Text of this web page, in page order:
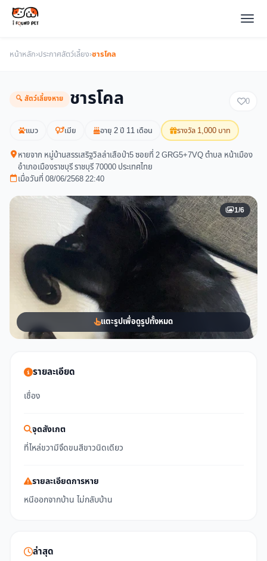
หน้าหลัก›ประกาศสัตว์เลี้ยง›ชารโคล
🔍 สัตว์เลี้ยงหาย ชารโคล 0
แมว เมีย อายุ 2 ปี 11 เดือน รางวัล 1,000 บาท
หายจาก หมู่บ้านสรรเสริฐวิลล่าเสือป่า5 ซอยที่ 2 GRG5+7VQ ตำบล หน้าเมือง
อำเภอเมืองราชบุรี ราชบุรี 70000 ประเทศไทย
เมื่อวันที่ 08/06/2568 22:40
1/6
แตะรูปเพื่อดูรูปทั้งหมด
รายละเอียด
เชื่อง
จุดสังเกต
ที่ไหล่ขวามีจึดขนสีขาวนิดเดียว
รายละเอียดการหาย
หนีออกจากบ้าน ไม่กลับบ้าน
ล่าสุด